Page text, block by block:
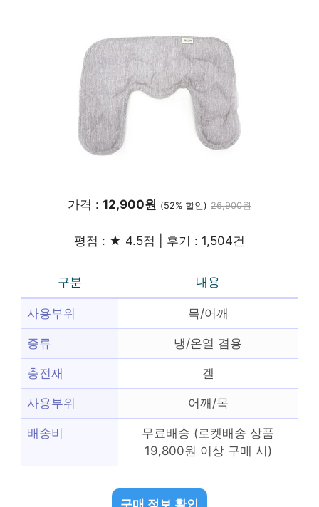
가격 : 12,900원 (52% 할인) 26,900원
평점 : ★ 4.5점 | 후기 : 1,504건
구분 내용
사용부위 목/어깨
종류 냉/온열 겸용
충전재 겔
사용부위 어깨/목
배송비
무료배송 (로켓배송 상품
19,800원 이상 구매 시)
구매 정보 확인